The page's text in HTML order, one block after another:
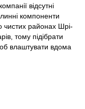
відсутні
компоненти
чистих районах Шрі-
тому підібрати
влаштувати вдома